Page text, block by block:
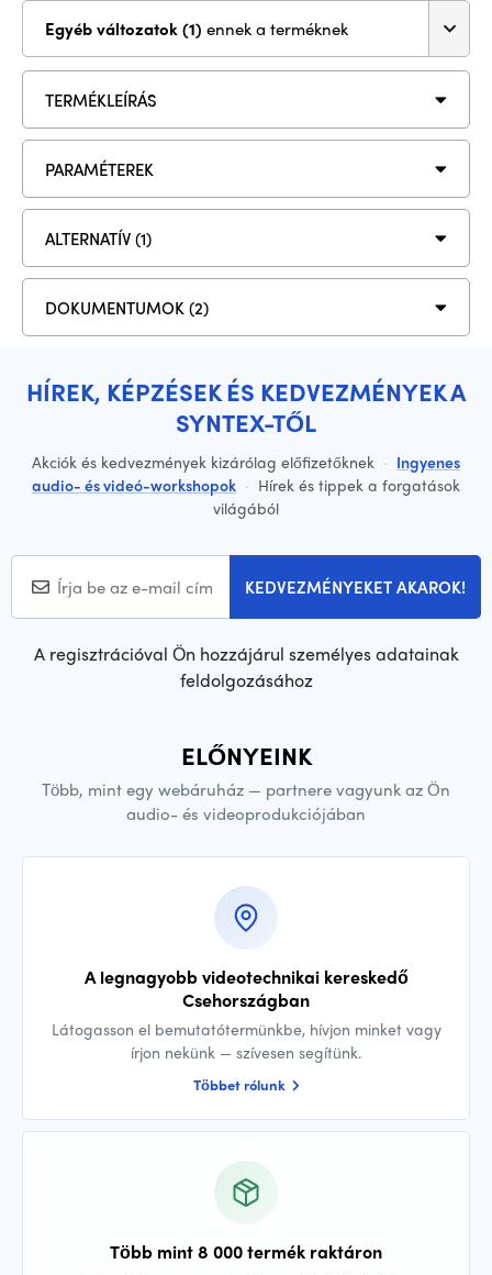
Egyéb változatok (1) ennek a terméknek
TERMÉKLEÍRÁS
PARAMÉTEREK
ALTERNATÍV (1)
DOKUMENTUMOK (2)
HÍREK, KÉPZÉSEK ÉS KEDVEZMÉNYEK A
SYNTEX-TŐL
Akciók és kedvezmények kizárólag előfizetőknek · Ingyenes
audio- és videó-workshopok · Hírek és tippek a forgatások
világából
KEDVEZMÉNYEKET AKAROK!
A regisztrációval Ön hozzájárul személyes adatainak
feldolgozásához
ELŐNYEINK
Több, mint egy webáruház — partnere vagyunk az Ön
audio- és videoprodukciójában
A legnagyobb videotechnikai kereskedő
Csehországban
Látogasson el bemutatótermünkbe, hívjon minket vagy
írjon nekünk — szívesen segítünk.
Többet rólunk
Több mint 8 000 termék raktáron